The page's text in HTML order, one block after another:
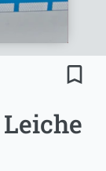
bookmark_border